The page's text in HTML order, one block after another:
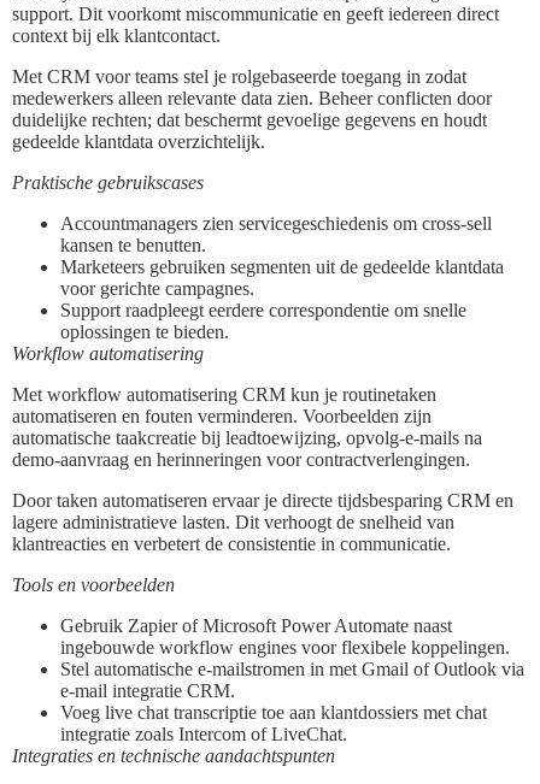
support. Dit voorkomt miscommunicatie en geeft iedereen direct
context bij elk klantcontact.
Met CRM voor teams stel je rolgebaseerde toegang in zodat
medewerkers alleen relevante data zien. Beheer conflicten door
duidelijke rechten; dat beschermt gevoelige gegevens en houdt
gedeelde klantdata overzichtelijk.
Praktische gebruikscases
Accountmanagers zien servicegeschiedenis om cross-sell
kansen te benutten.
Marketeers gebruiken segmenten uit de gedeelde klantdata
voor gerichte campagnes.
Support raadpleegt eerdere correspondentie om snelle
oplossingen te bieden.
Workflow automatisering
Met workflow automatisering CRM kun je routinetaken
automatiseren en fouten verminderen. Voorbeelden zijn
automatische taakcreatie bij leadtoewijzing, opvolg-e-mails na
demo-aanvraag en herinneringen voor contractverlengingen.
Door taken automatiseren ervaar je directe tijdsbesparing CRM en
lagere administratieve lasten. Dit verhoogt de snelheid van
klantreacties en verbetert de consistentie in communicatie.
Tools en voorbeelden
Gebruik Zapier of Microsoft Power Automate naast
ingebouwde workflow engines voor flexibele koppelingen.
Stel automatische e-mailstromen in met Gmail of Outlook via
e-mail integratie CRM.
Voeg live chat transcriptie toe aan klantdossiers met chat
integratie zoals Intercom of LiveChat.
Integraties en technische aandachtspunten